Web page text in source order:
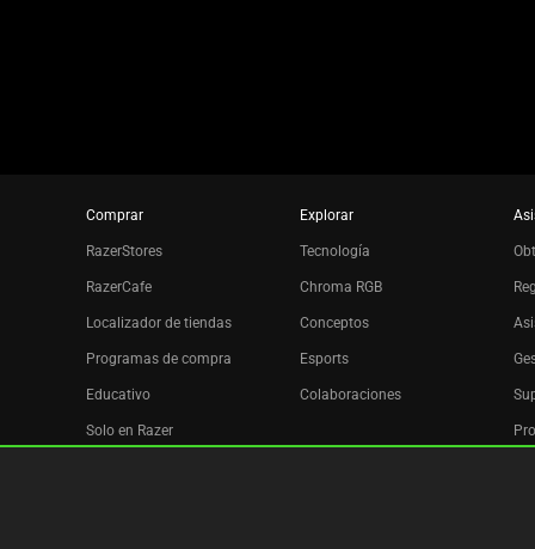
Comprar
RazerStores
RazerCafe
Localizador de tiendas
Programas de compra
Educativo
Solo en Razer
Explorar
Tecnología
Chroma RGB
Conceptos
Esports
Colaboraciones